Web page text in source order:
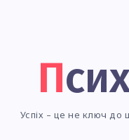
Успіх – це не ключ до